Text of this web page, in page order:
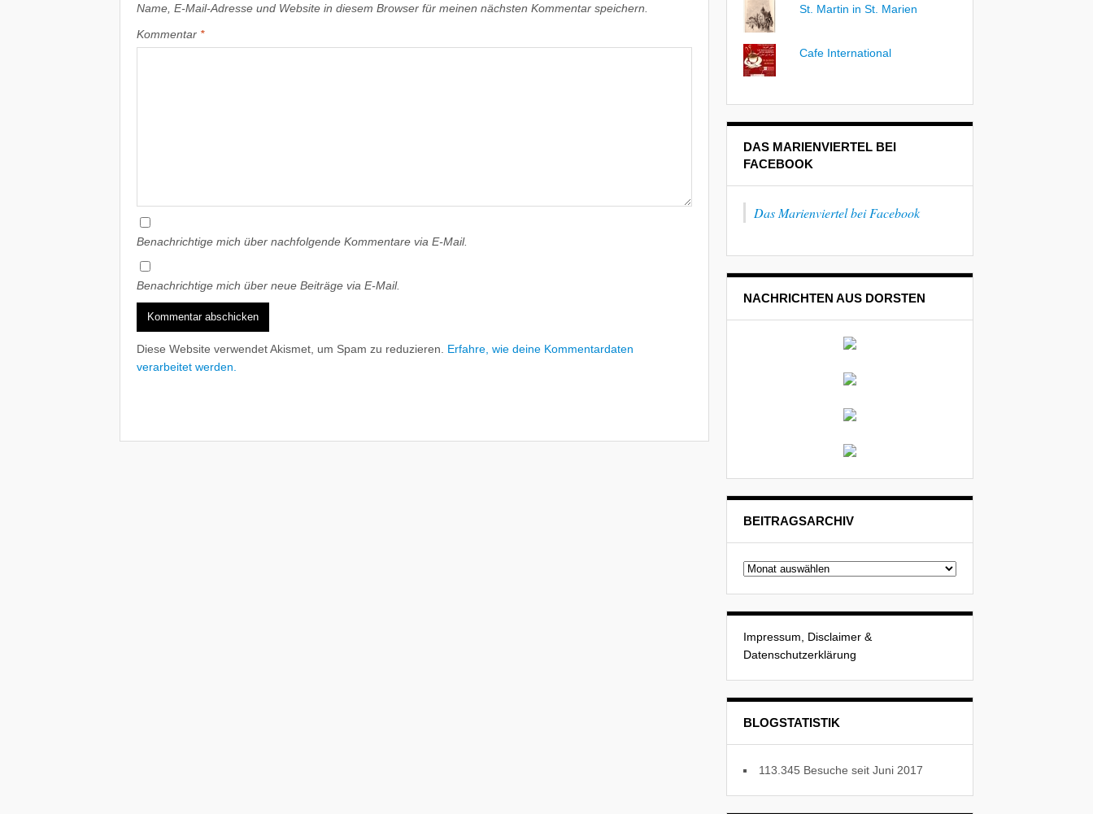
Name, E-Mail-Adresse und Website in diesem Browser für meinen nächsten Kommentar speichern.
Kommentar *
Benachrichtige mich über nachfolgende Kommentare via E-Mail.
Benachrichtige mich über neue Beiträge via E-Mail.
Diese Website verwendet Akismet, um Spam zu reduzieren. Erfahre, wie deine Kommentardaten
verarbeitet werden.
St. Martin in St. Marien
Cafe International
DAS MARIENVIERTEL BEI
FACEBOOK
Das Marienviertel bei Facebook
NACHRICHTEN AUS DORSTEN
BEITRAGSARCHIV
Beitragsarchiv
Impressum, Disclaimer &
Datenschutzerklärung
BLOGSTATISTIK
113.345 Besuche seit Juni 2017